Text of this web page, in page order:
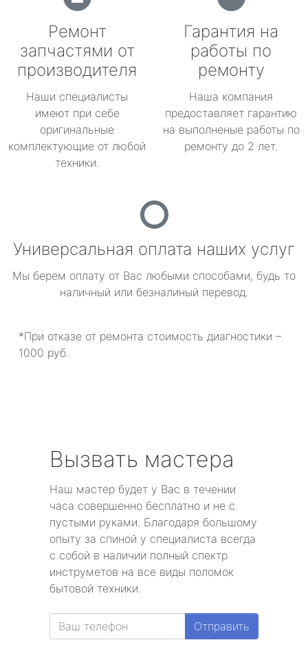
Ремонт
запчастями от
производителя
Наши специалисты
имеют при себе
оригинальные
комплектующие от любой
техники.
Гарантия на
работы по
ремонту
Наша компания
предоставляет гарантию
на выполненые работы по
ремонту до 2 лет.
Универсальная оплата наших услуг
Мы берем оплату от Вас любыми способами, будь то
наличный или безналиный перевод.
*При отказе от ремонта стоимость диагностики –
1000 руб.
Вызвать мастера
Наш мастер будет у Вас в течении
часа совершенно бесплатно и не с
пустыми руками. Благодаря большому
опыту за спиной у специалиста всегда
с собой в наличии полный спектр
инструметов на все виды поломок
бытовой техники.
Отправить